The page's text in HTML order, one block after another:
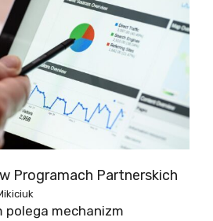
Programach Partnerskich
polega mechanizm